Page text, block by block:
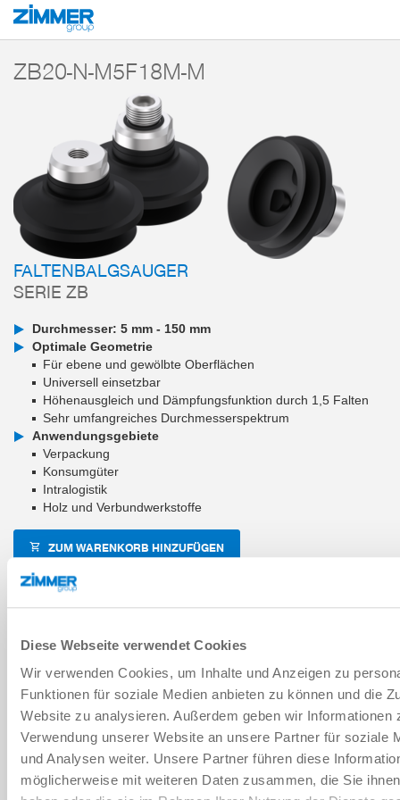
Diese Webseite verwendet Cookies
Wir verwenden Cookies, um Inhalte und Anzeigen zu
Funktionen für soziale Medien anbieten zu können und die
Website zu analysieren. Außerdem geben wir Informationen
Verwendung unserer Website an unsere Partner für soziale
und Analysen weiter. Unsere Partner führen diese
möglicherweise mit weiteren Daten zusammen, die Sie
Start Produkte
ZB20-N-M5F18M-M
FALTENBALGSAUGER
SERIE ZB
Durchmesser: 5 mm - 150 mm
Optimale Geometrie
Für ebene und gewölbte Oberflächen
Universell einsetzbar
Höhenausgleich und Dämpfungsfunktion durch 1,5 Falten
Sehr umfangreiches Durchmesserspektrum
Anwendungsgebiete
Verpackung
Konsumgüter
Intralogistik
Holz und Verbundwerkstoffe
ZUM WARENKORB HINZUFÜGEN
ZUM VERGLEICH HINZUFÜGEN
Technische Daten
Verschleißteil